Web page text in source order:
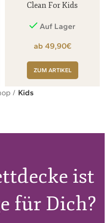
Clean For Kids
Auf Lager
€
ZUM ARTIKEL
Kids
ist
für Dich?